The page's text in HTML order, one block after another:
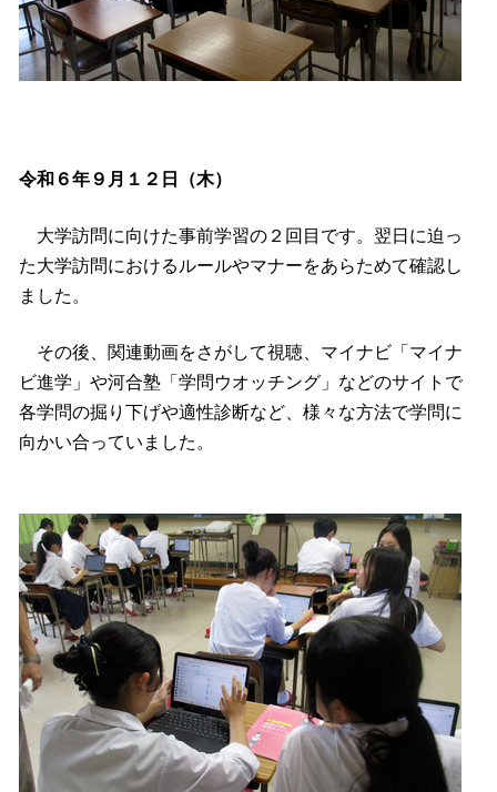
令和６年９月１２日（木）
大学訪問に向けた事前学習の２回目です。翌日に迫っ
た大学訪問におけるルールやマナーをあらためて確認し
ました。
その後、関連動画をさがして視聴、マイナビ「マイナ
ビ進学」や河合塾「学問ウオッチング」などのサイトで
各学問の掘り下げや適性診断など、様々な方法で学問に
向かい合っていました。